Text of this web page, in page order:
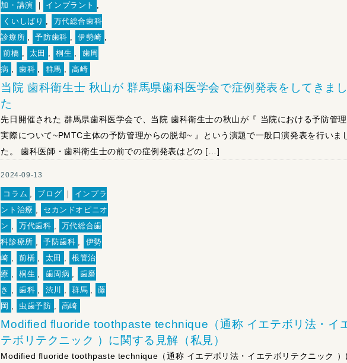
加・講演
｜ インプラント ,
くいしばり ,
万代総合歯科
診療所 , 予防歯科 , 伊勢崎 ,
前橋 , 太田 , 桐生 ,
歯周
病 , 歯科 , 群馬 , 高崎
当院 歯科衛生士 秋山が 群馬県歯科医学会で症例発表をしてきま
た
先日開催された 群馬県歯科医学会で、当院 歯科衛生士の秋山が『 当院における予防管
実際について~PMTC主体の予防管理からの脱却~ 』という演題で一般口演発表を行いま
た。 歯科医師・歯科衛生士の前での症例発表はどの […]
2024-09-13
コラム , ブログ ｜
インプラ
ント治療 ,
セカンドオピニオ
ン , 万代歯科 ,
万代総合歯
科診療所 , 予防歯科 ,
伊勢
崎 , 前橋 , 太田 ,
根管治
療 , 桐生 , 歯周病 ,
歯磨
き , 歯科 , 渋川 , 群馬 ,
藤
岡 , 虫歯予防 , 高崎
Modified fluoride toothpaste technique（通称 イエテボリ法・イ
テボリテクニック ）に関する見解（私見）
Modified fluoride toothpaste technique（通称 イエデボリ法・イエテボリテクニック ）